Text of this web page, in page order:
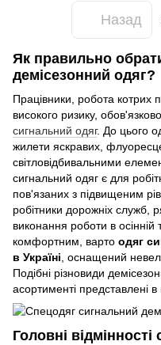
Назад
Як правильно
демісезонний одяг?
Працівники, робота котрих
високого ризику,
сигнальний одяг. До цього
жилети яскравих,
світловідбивальними
сигнальний одяг є для
пов'язаних з підвищеним
робітники дорожніх служб,
виконання роботи в
комфортним, варто одяг
в Україні , оснащений
Подібні різновиди
асортименті представлені
Головні